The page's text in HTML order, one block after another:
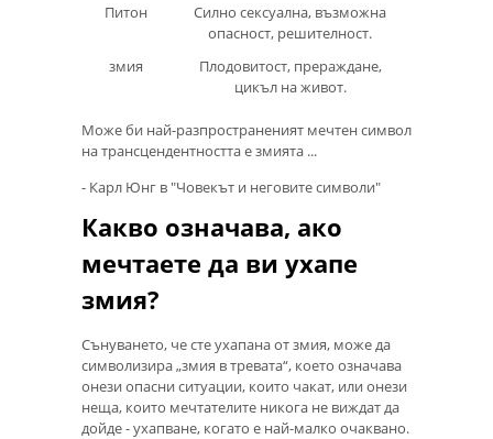
Питон
Силно сексуална, възможна
опасност, решителност.
змия
Плодовитост, прераждане,
цикъл на живот.
Може би най-разпространеният мечтен символ
на трансцендентността е змията ...
- Карл Юнг в "Човекът и неговите символи"
Какво означава, ако
мечтаете да ви ухапе
змия?
Сънуването, че сте ухапана от змия, може да
символизира „змия в тревата“, което означава
онези опасни ситуации, които чакат, или онези
неща, които мечтателите никога не виждат да
дойде - ухапване, когато е най-малко очаквано.